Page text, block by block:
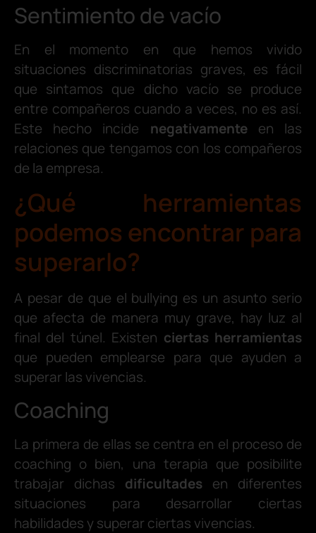
Sentimiento de vacío
En el momento en que hemos vivido
situaciones discriminatorias graves, es fácil
que sintamos que dicho vacío se produce
entre compañeros cuando a veces, no es así.
Este hecho incide negativamente en las
relaciones que tengamos con los compañeros
de la empresa.
¿Qué herramientas
podemos encontrar para
superarlo?
A pesar de que el bullying es un asunto serio
que afecta de manera muy grave, hay luz al
final del túnel. Existen ciertas herramientas
que pueden emplearse para que ayuden a
superar las vivencias.
Coaching
La primera de ellas se centra en el proceso de
coaching o bien, una terapia que posibilite
trabajar dichas dificultades en diferentes
situaciones para desarrollar ciertas
habilidades y superar ciertas vivencias.